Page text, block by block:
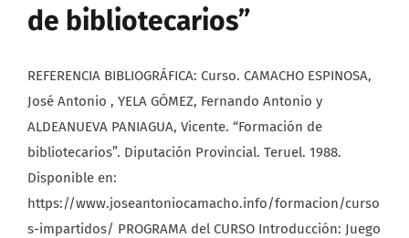
de bibliotecarios”
REFERENCIA BIBLIOGRÁFICA: Curso. CAMACHO ESPINOSA,
José Antonio , YELA GÓMEZ, Fernando Antonio y
ALDEANUEVA PANIAGUA, Vicente. “Formación de
bibliotecarios”. Diputación Provincial. Teruel. 1988.
Disponible en:
https://www.joseantoniocamacho.info/formacion/curso
s-impartidos/ PROGRAMA del CURSO Introducción: Juego